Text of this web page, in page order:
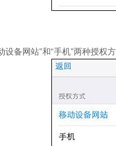
备网站”和“手机”两种授权